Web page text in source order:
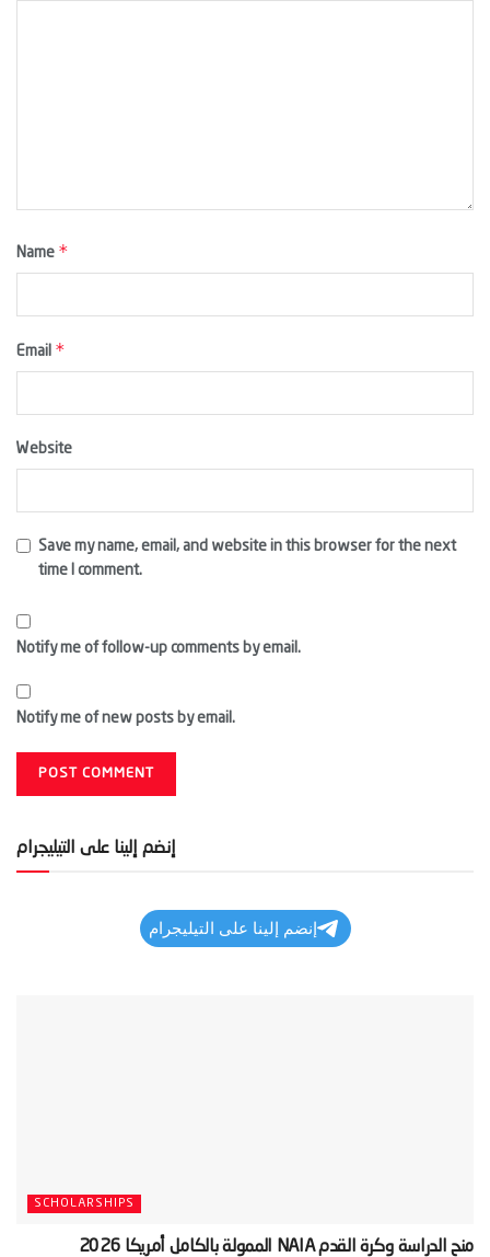
Name *
Email *
Website
Save my name, email, and website in this browser for the next
time I comment.
Notify me of follow-up comments by email.
Notify me of new posts by email.
إنضم إلينا على التيليجرام
إنضم إلينا على التيليجرام
SCHOLARSHIPS
‫منح الدراسة وكرة القدم NAIA الممولة بالكامل أمريكا 2026‬